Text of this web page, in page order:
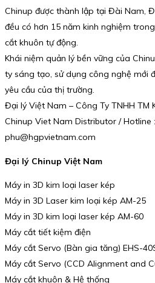
Chinup được thành lập tại Đài Nam,
đều có hơn 15 năm kinh nghiệm
cắt khuôn tự động.
Khái niệm quản lý bền vững của
ty sáng tạo, sử dụng công nghệ mới
yêu cầu của thị trường.
Đại lý Việt Nam – Công Ty TNHH TM
Chinup Viet Nam Distributor / Hotline
phu@hgpvietnam.com
Đại lý Chinup Việt Nam
Máy in 3D kim loại laser kép
Máy in 3D Laser kim loại kép AM-25
Máy in 3D kim loại laser kép AM-60
Máy cắt tiết kiệm điện
Máy cắt Servo (Bàn gia tăng) EHS-
Máy cắt Servo (CCD Alignment and
Máy cắt khuôn & Hệ thống